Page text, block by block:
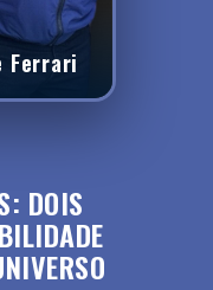
Ferrari
DOIS